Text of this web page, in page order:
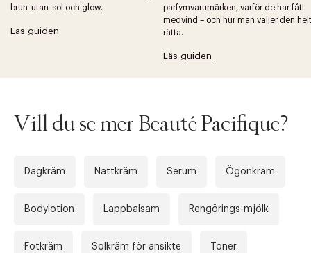
brun-utan-sol och glow.
Läs guiden
parfymvarumärken, varför de har fått
medvind – och hur man väljer den helt
rätta.
Läs guiden
Vill du se mer Beauté Pacifique?
Dagkräm Nattkräm Serum Ögonkräm
Bodylotion Läppbalsam Rengörings-mjölk
Fotkräm Solkräm för ansikte Toner